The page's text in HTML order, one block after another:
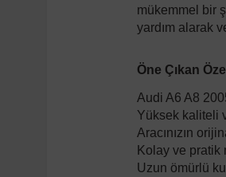
mükemmel bir
yardım alarak
Öne Çıkan
Audi A6 A8
Yüksek kaliteli
Aracınızın
Kolay ve pratik
Uzun ömürlü